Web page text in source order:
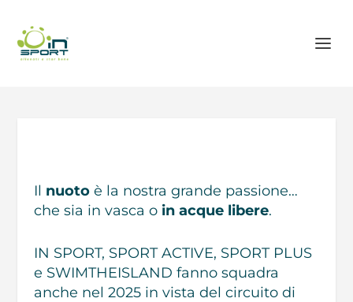
Il nuotoè la nostra grande passione…
che sia in vasca o in acque libere.
IN SPORT, SPORT ACTIVE, SPORT PLUS
e SWIMTHEISLAND fanno squadra
anche nel 2025 in vista del circuito di